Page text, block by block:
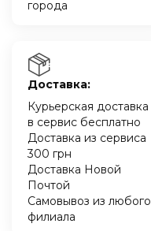
города
Доставка:
Курьерская доставка
в сервис бесплатно
Доставка из сервиса
300 грн
Доставка Новой
Почтой
Самовывоз из любого
филиала